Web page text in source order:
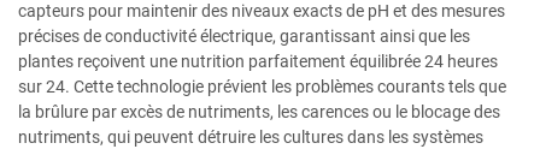
capteurs pour maintenir des niveaux exacts de pH et des mesures
précises de conductivité électrique, garantissant ainsi que les
plantes reçoivent une nutrition parfaitement équilibrée 24 heures
sur 24. Cette technologie prévient les problèmes courants tels que
la brûlure par excès de nutriments, les carences ou le blocage des
nutriments, qui peuvent détruire les cultures dans les systèmes